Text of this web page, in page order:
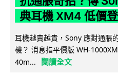
典耳機 XM4 低價
耳機越賣越貴，Sony 應對通脹
機？ 消息指平價版 WH-
40m...
閱讀全文